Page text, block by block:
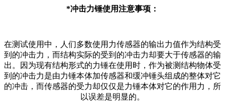
*冲击力锤使用注意事项：
在测试使用中，人们多数使用力传感器的输出力值作为结构受
到的冲击力，而结构实际的受到的冲击力却要大于传感器的输
出。因为现有结构形式的力锤在使用时，作为被测结构物体受
到的冲击力是由力锤本体加传感器和缓冲锤头组成的整体对它
的冲击，而传感器的受力却仅仅是力锤本体对它的作用力，所
以误差是明显的。